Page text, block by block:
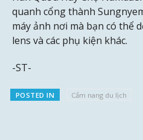
quanh cổng thành
máy ảnh nơi mà bạn có thể
lens và các phụ kiện khác.
-ST-
POSTED IN Cẩm nang du lịch